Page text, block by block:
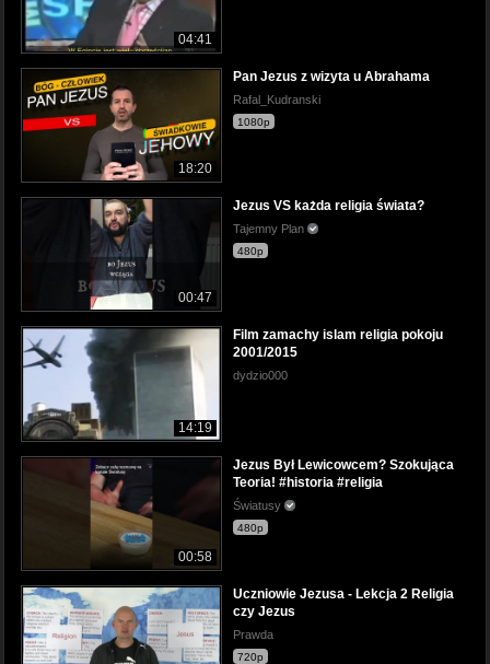
04:41
18:20
Pan Jezus z wizyta u Abrahama
Rafal_Kudranski
1080p
00:47
Jezus VS każda religia świata?
Tajemny Plan
480p
14:19
Film zamachy islam religia pokoju
2001/2015
dydzio000
00:58
Jezus Był Lewicowcem? Szokująca
Teoria! #historia #religia
Światusy
480p
Uczniowie Jezusa - Lekcja 2 Religia
czy Jezus
Prawda
720p